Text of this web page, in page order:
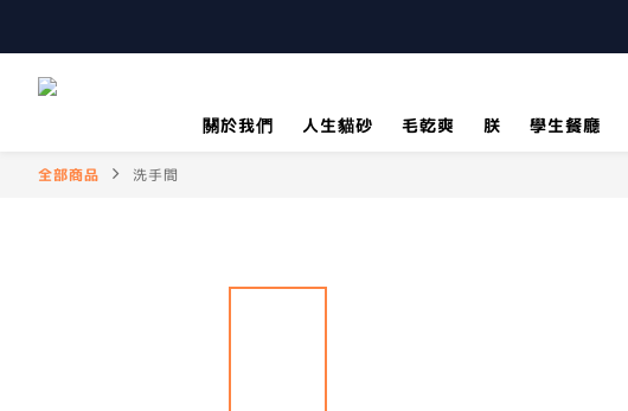
關於我們
人生貓砂 毛乾爽 朕 學生餐廳
全部商品 洗手間